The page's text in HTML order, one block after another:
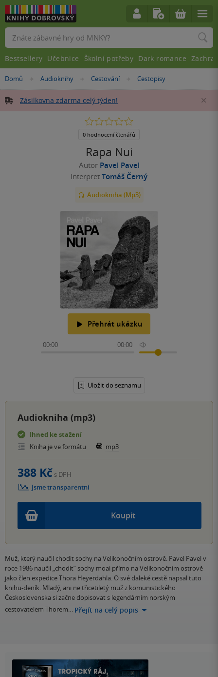
Nacházíte
zde:
Domů »Audioknihy »
Cestování »
Cestopisy
Zásilkovna zdarma celý týden!
Rapa Nui
Autor Pavel Pavel
Interpret Tomáš Černý
Audiokniha (Mp3)
Přehrát ukázku
00:00 00:00
Uložit do seznamu
0.0
5
0 hodnocení čtenářů
Audiokniha (mp3)
Ihned ke stažení
Kniha je ve formátu
mp3
Koupit
388 Kč s DPH
Jsme transparentní
Muž, který naučil chodit sochy na Velikonočním ostrově. Pavel Pavel v
roce 1986 naučil „chodit“ sochy moai přímo na Velikonočním ostrově
jako člen expedice Thora Heyerdahla. O své daleké cestě napsal tuto
knihu-deník. Mladý, ani ne třicetiletý muž z komunistického
Československa si začne dopisovat s legendárním norským
cestovatelem Thorem… Přejít na celý popis
Vyhledávání
Bestsellery Učebnice Školní potřeby Dark romance